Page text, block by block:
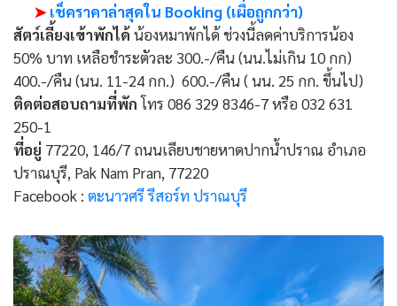
➤ เช็คราคาล่าสุดใน Booking (เผื่อถูกกว่า)
สัตว์เลี้ยงเข้าพักได้น้องหมาพักได้ ช่วงนี้ลดค่าบริการน้อง
50% บาท เหลือชำระตัวละ 300.-/คืน (นน.ไม่เกิน 10 กก)
400.-/คืน (นน. 11-24 กก.) 600.-/คืน ( นน. 25 กก. ขึ้นไป)
ติดต่อสอบถามที่พักโทร 086 329 8346-7 หรือ 032 631
250-1
ที่อยู่ 77220, 146/7 ถนนเลียบชายหาดปากน้ำปราณ อำเภอ
ปราณบุรี, Pak Nam Pran, 77220
Facebook : ตะนาวศรี รีสอร์ท ปราณบุรี